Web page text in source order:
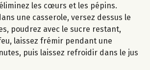
les cœurs et les pépins.
une casserole, versez dessus le
poudrez avec le sucre restant,
laissez frémir pendant une
puis laissez refroidir dans le jus